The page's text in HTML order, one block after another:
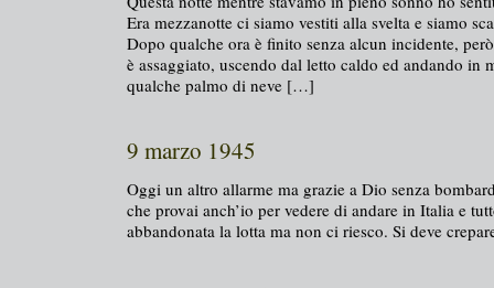
Era mezzanotte ci siamo vestiti alla svelta e siamo
Dopo qualche ora è finito senza alcun incidente,
è assaggiato, uscendo dal letto caldo ed andando in
qualche palmo di neve […]
9 marzo 1945
Oggi un altro allarme ma grazie a Dio senza
che provai anch’io per vedere di andare in Italia e
abbandonata la lotta ma non ci riesco. Si deve